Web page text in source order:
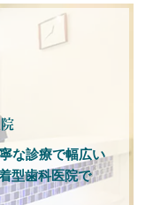
な診療で幅広い
型歯科医院で